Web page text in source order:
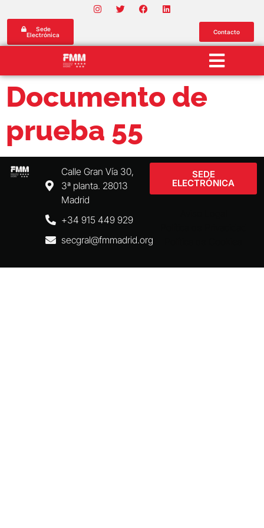
Sede
Electrónica
Contacto
Documento de
prueba 55
Calle Gran Vía 30,
3ª planta. 28013
Madrid
+34 915 449 929
secgral@fmmadrid.org
SEDE
ELECTRÓNICA